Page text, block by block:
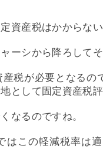
資産税はかからない
ーシから降ろして
税が必要となる
として固定資産税評
なるのですね。
はこの軽減税率は